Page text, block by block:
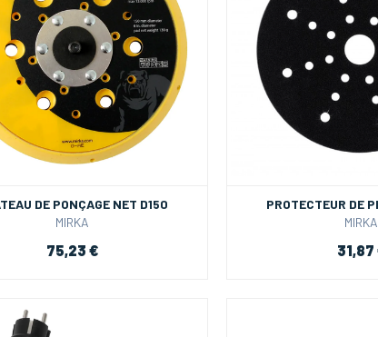
DE PONÇAGE NET D150
MIRKA
75,23 €
PROTECTEUR DE
MIRKA
31,87